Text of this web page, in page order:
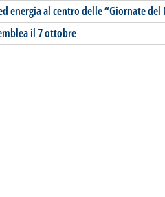
energia al centro delle “Giornate
il 7 ottobre